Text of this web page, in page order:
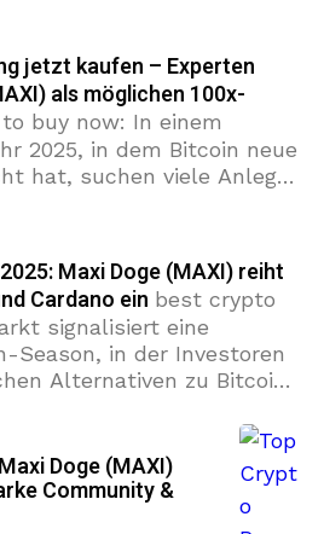
**UEFA Conference
jetzt kaufen – Experten
als möglichen 100x-
buy now: In einem
2025, in dem Bitcoin neue
hat, suchen viele Anleger
Projekte und
Maxi Doge (MAXI) reiht
Cardano ein best crypto
signalisiert eine
Season, in der Investoren
Alternativen zu Bitcoin
Doge (MAXI)
Community &